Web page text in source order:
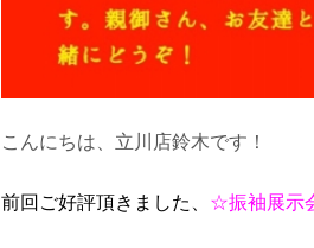
こんにちは、立川店鈴木です！
前回ご好評頂きました、 ☆振袖展示